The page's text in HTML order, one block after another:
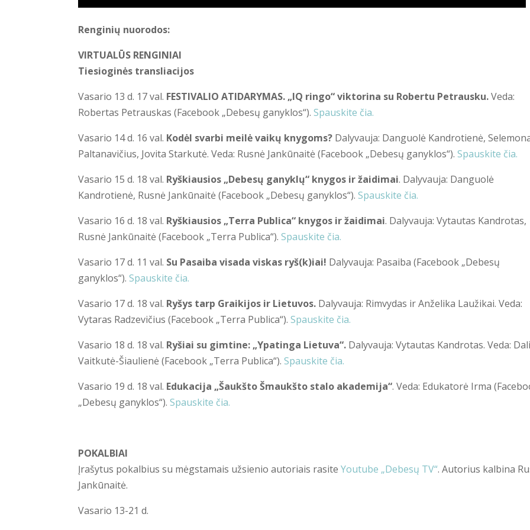
Renginių nuorodos:
VIRTUALŪS RENGINIAI
Tiesioginės transliacijos
Vasario 13 d. 17 val. FESTIVALIO ATIDARYMAS. „IQ ringo“ viktorina su Robertu Petrausku.Veda:
Robertas Petrauskas (Facebook „Debesų ganyklos“). Spauskite čia.
Vasario 14 d. 16 val. Kodėl svarbi meilė vaikų knygoms? Dalyvauja: Danguolė Kandrotienė,
Paltanavičius, Jovita Starkutė. Veda: Rusnė Jankūnaitė (Facebook „Debesų ganyklos“). Spauskite čia.
Vasario 15 d. 18 val. Ryškiausios „Debesų ganyklų“ knygos ir žaidimai. Dalyvauja: Danguolė
Kandrotienė, Rusnė Jankūnaitė (Facebook „Debesų ganyklos“). Spauskite čia.
Vasario 16 d. 18 val. Ryškiausios „Terra Publica“ knygos ir žaidimai. Dalyvauja: Vytautas Kandrotas,
Rusnė Jankūnaitė (Facebook „Terra Publica“). Spauskite čia.
Vasario 17 d. 11 val. Su Pasaiba visada viskas ryš(k)iai! Dalyvauja: Pasaiba (Facebook „Debesų
ganyklos“). Spauskite čia.
Vasario 17 d. 18 val. Ryšys tarp Graikijos ir Lietuvos. Dalyvauja: Rimvydas ir Anželika Laužikai. Veda:
Vytaras Radzevičius (Facebook „Terra Publica“). Spauskite čia.
Vasario 18 d. 18 val. Ryšiai su gimtine: „Ypatinga Lietuva“. Dalyvauja: Vytautas Kandrotas. Veda:
Vaitkutė-Šiaulienė (Facebook „Terra Publica“). Spauskite čia.
Vasario 19 d. 18 val. Edukacija „Šaukšto Šmaukšto stalo akademija“. Veda: Edukatorė Irma
„Debesų ganyklos“). Spauskite čia.
POKALBIAI
Įrašytus pokalbius su mėgstamais užsienio autoriais rasite Youtube „Debesų TV“. Autorius kalbina
Jankūnaitė.
Vasario 13-21 d.